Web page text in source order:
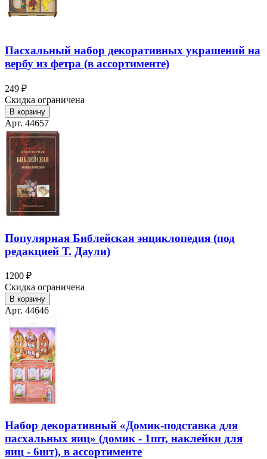
Пасхальный набор декоративных украшений на
вербу из фетра (в ассортименте)
249 ₽
Скидка ограничена
В корзину
Арт. 44657
Популярная Библейская энциклопедия (под
редакцией Т. Даули)
1200 ₽
Скидка ограничена
В корзину
Арт. 44646
Набор декоративный «Домик-подставка для
пасхальных яиц» (домик - 1шт, наклейки для
яиц - 6шт), в ассортименте